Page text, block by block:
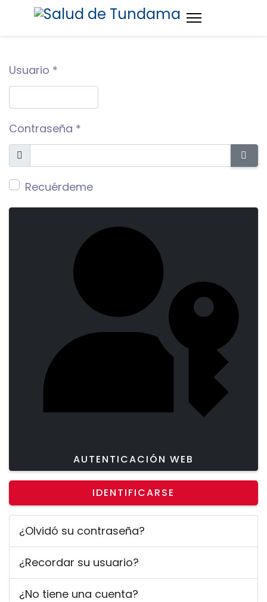
Usuario *
Contraseña *
Mostrar
Recuérdeme
AUTENTICACIÓN WEB
IDENTIFICARSE
¿Olvidó su contraseña?
¿Recordar su usuario?
¿No tiene una cuenta?